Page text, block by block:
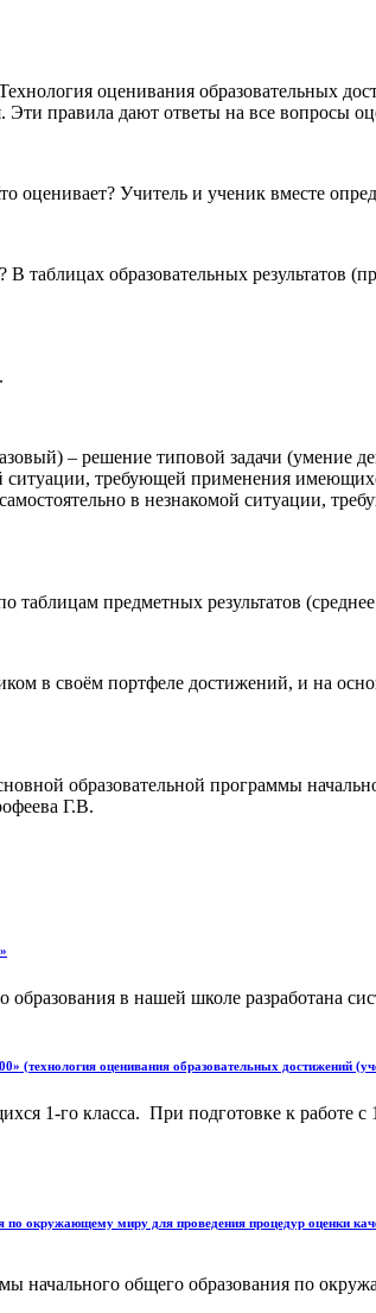
оценивания образовательных
Эти правила дают ответы на все вопросы
Учитель и ученик вместе
таблицах образовательных результатов
– решение типовой задачи (умение
ситуации, требующей применения
в незнакомой ситуации,
предметных результатов
в своём портфеле достижений, и на
образовательной программы
Г.В.
образования в нашей школе разработана
(технология оценивания образовательных достижений
1-го класса. При подготовке к работе
миру для проведения процедур оценки
общего образования по